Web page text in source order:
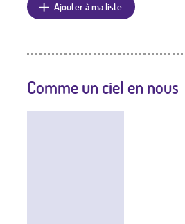
Ajouter à ma liste
Comme un ciel en nous